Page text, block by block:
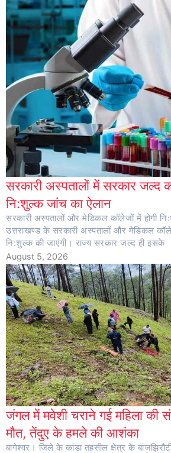
सरकारी अस्पतालों में सरकार जल्द
नि:शुल्क जांच का ऐलान
सरकारी अस्पतालों और मेडिकल कॉलेजों में होगी
उत्तराखण्ड के सरकारी अस्पतालों और मेडिकल
नि:शुल्क की जाएंगी। राज्य सरकार जल्द ही इसके
August 5, 2026
जंगल में मवेशी चराने गई महिला की
मौत, तेंदुए के हमले की आशंका
बागेश्वर। जिले के कांडा तहसील क्षेत्र के